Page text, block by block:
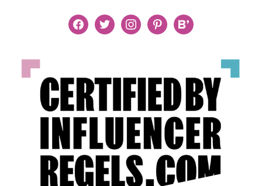
facebooktwitter instagrampinterestbloglovin